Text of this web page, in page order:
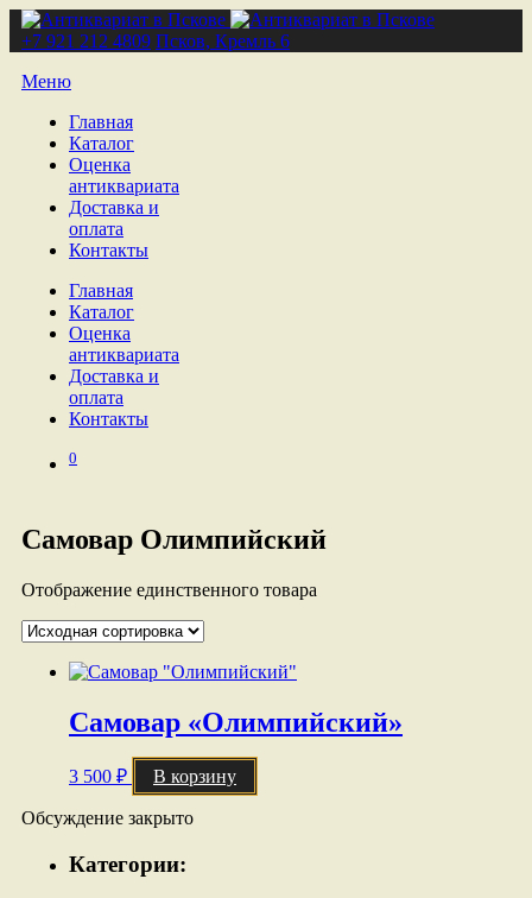
+7 921 212 4809 Псков, Кремль 6
Меню
Главная
Каталог
Оценка
антиквариата
Доставка и
оплата
Контакты
Главная
Каталог
Оценка
антиквариата
Доставка и
оплата
Контакты
0
Самовар Олимпийский
Отображение единственного товара
Самовар «Олимпийский»
3 500 ₽ В корзину
Обсуждение закрыто
Категории: